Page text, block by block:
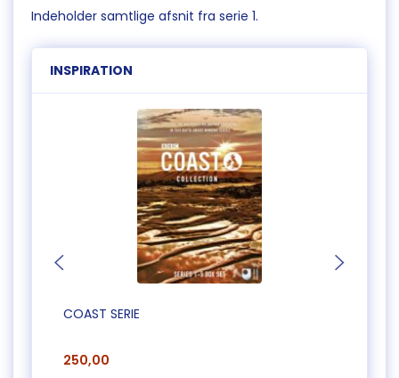
Indeholder samtlige afsnit fra serie 1.
INSPIRATION
COAST SERIE
250,00